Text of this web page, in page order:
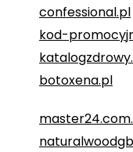
confessional.pl
kod-
botoxena.pl